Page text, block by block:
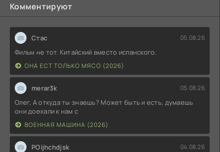
Комментируют
Стас 05.08.26
Фильм не тот. Китайский вместо испанского.
ОНА ЕСТ ТОЛЬКО МЯСО (2026)
merar3k 05.08.26
Олег, А откуда ты знаешь? Может быть и есть, думаешь
они доехали к нам с
ВОЕННАЯ МАШИНА (2026)
POijhchdjsk 04.08.26